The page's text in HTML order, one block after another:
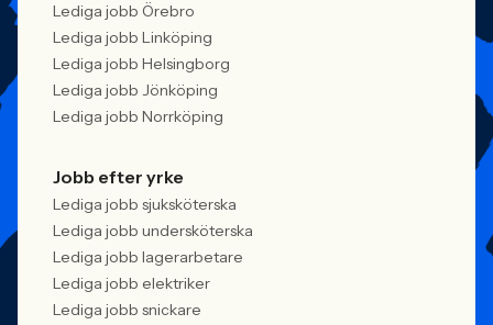
Lediga jobb Örebro
Lediga jobb Linköping
Lediga jobb Helsingborg
Lediga jobb Jönköping
Lediga jobb Norrköping
Jobb efter yrke
Lediga jobb sjuksköterska
Lediga jobb undersköterska
Lediga jobb lagerarbetare
Lediga jobb elektriker
Lediga jobb snickare